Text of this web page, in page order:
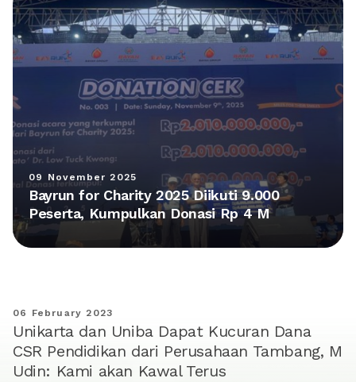
09 November 2025
Bayrun for Charity 2025 Diikuti 9.000
Peserta, Kumpulkan Donasi Rp 4 M
06 February 2023
Unikarta dan Uniba Dapat Kucuran Dana
CSR Pendidikan dari Perusahaan Tambang, M
Udin: Kami akan Kawal Terus